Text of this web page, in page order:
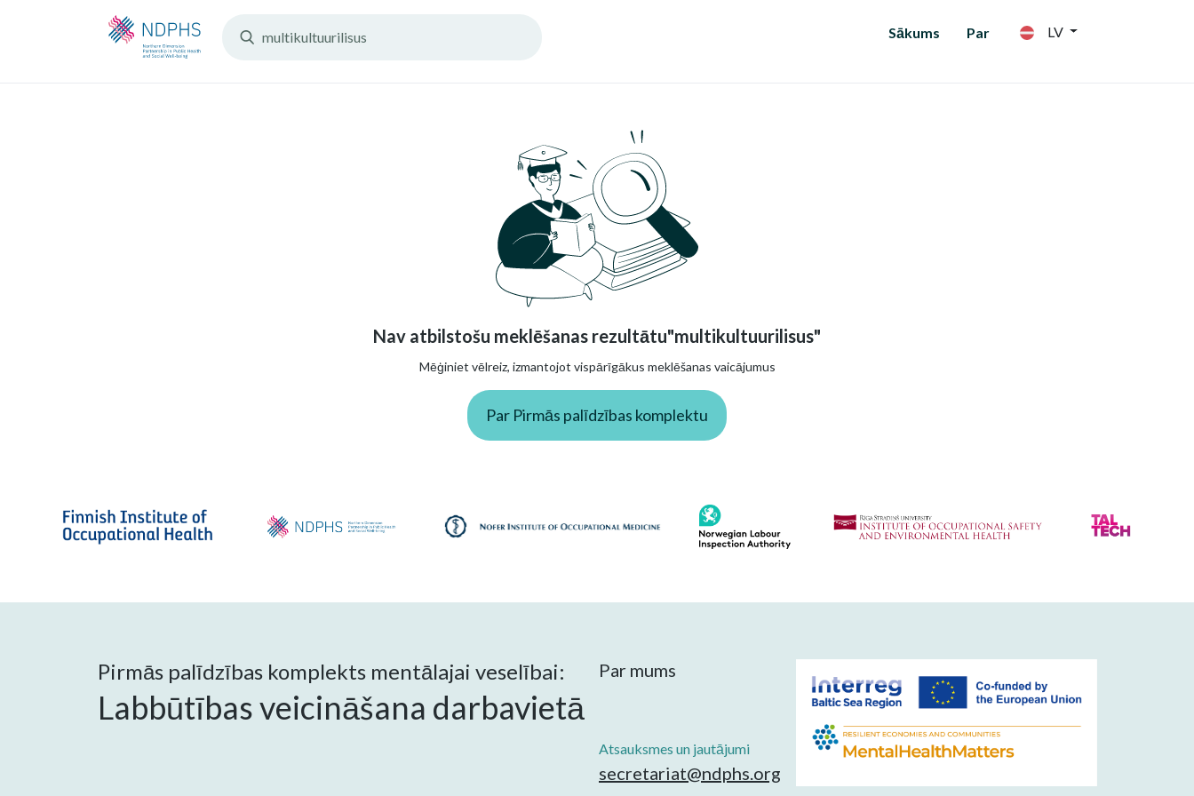
Search
Sākums Par LV
Nav atbilstošu meklēšanas rezultātu"multikultuurilisus"
Mēģiniet vēlreiz, izmantojot vispārīgākus meklēšanas vaicājumus
Par Pirmās palīdzības komplektu
Pirmās palīdzības komplekts mentālajai veselībai:
Labbūtības veicināšana darbavietā
Par mums
Atsauksmes un jautājumi
secretariat@ndphs.org